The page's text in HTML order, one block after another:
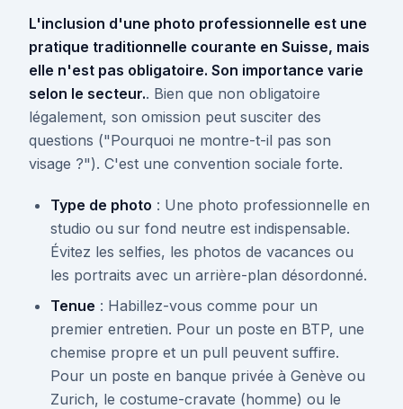
L'inclusion d'une photo professionnelle est une
pratique traditionnelle courante en Suisse, mais
elle n'est pas obligatoire. Son importance varie
selon le secteur.. Bien que non obligatoire
légalement, son omission peut susciter des
questions ("Pourquoi ne montre-t-il pas son
visage ?"). C'est une convention sociale forte.
Type de photo : Une photo professionnelle en
studio ou sur fond neutre est indispensable.
Évitez les selfies, les photos de vacances ou
les portraits avec un arrière-plan désordonné.
Tenue : Habillez-vous comme pour un
premier entretien. Pour un poste en BTP, une
chemise propre et un pull peuvent suffire.
Pour un poste en banque privée à Genève ou
Zurich, le costume-cravate (homme) ou le